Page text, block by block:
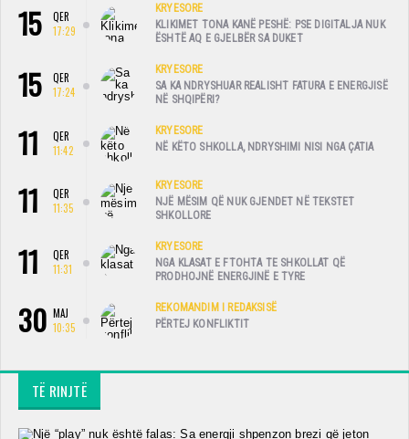
15
QER
17:29
KRYESORE
KLIKIMET TONA KANË PESHË: PSE DIGITALJA NUK
ËSHTË AQ E GJELBËR SA DUKET
15
QER
17:24
KRYESORE
SA KA NDRYSHUAR REALISHT FATURA E ENERGJISË
NË SHQIPËRI?
11
QER
11:42
KRYESORE
NË KËTO SHKOLLA, NDRYSHIMI NISI NGA ÇATIA
11
QER
11:35
KRYESORE
NJË MËSIM QË NUK GJENDET NË TEKSTET
SHKOLLORE
11
QER
11:31
KRYESORE
NGA KLASAT E FTOHTA TE SHKOLLAT QË
PRODHOJNË ENERGJINË E TYRE
30 MAJ
10:35
REKOMANDIM I REDAKSISË
PËRTEJ KONFLIKTIT
TË RINJTË